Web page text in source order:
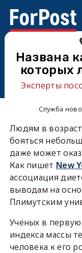
Названа
которых
Эксперты
Служба
Людям в
бояться
даже может
Как пишет New
ассоциация
выводам на
Плимутским
Учёных в первую
индекса массы
человека к его